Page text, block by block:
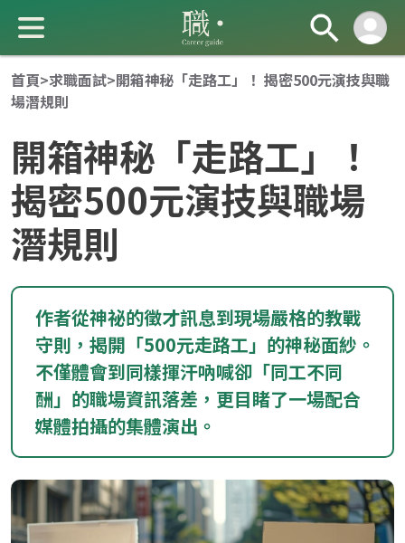
成 就 一 直 前 進 的 你
loanding...
首頁>求職面試>開箱神秘「走路工」！ 揭密500元演技與職
場潛規則
開箱神秘「走路工」！
揭密500元演技與職場
潛規則
作者從神祕的徵才訊息到現場嚴格的教戰
守則，揭開「500元走路工」的神秘面紗。
不僅體會到同樣揮汗吶喊卻「同工不同
酬」的職場資訊落差，更目睹了一場配合
媒體拍攝的集體演出。